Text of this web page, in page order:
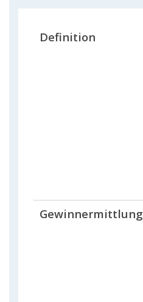
Definition
Gewinnermittlung